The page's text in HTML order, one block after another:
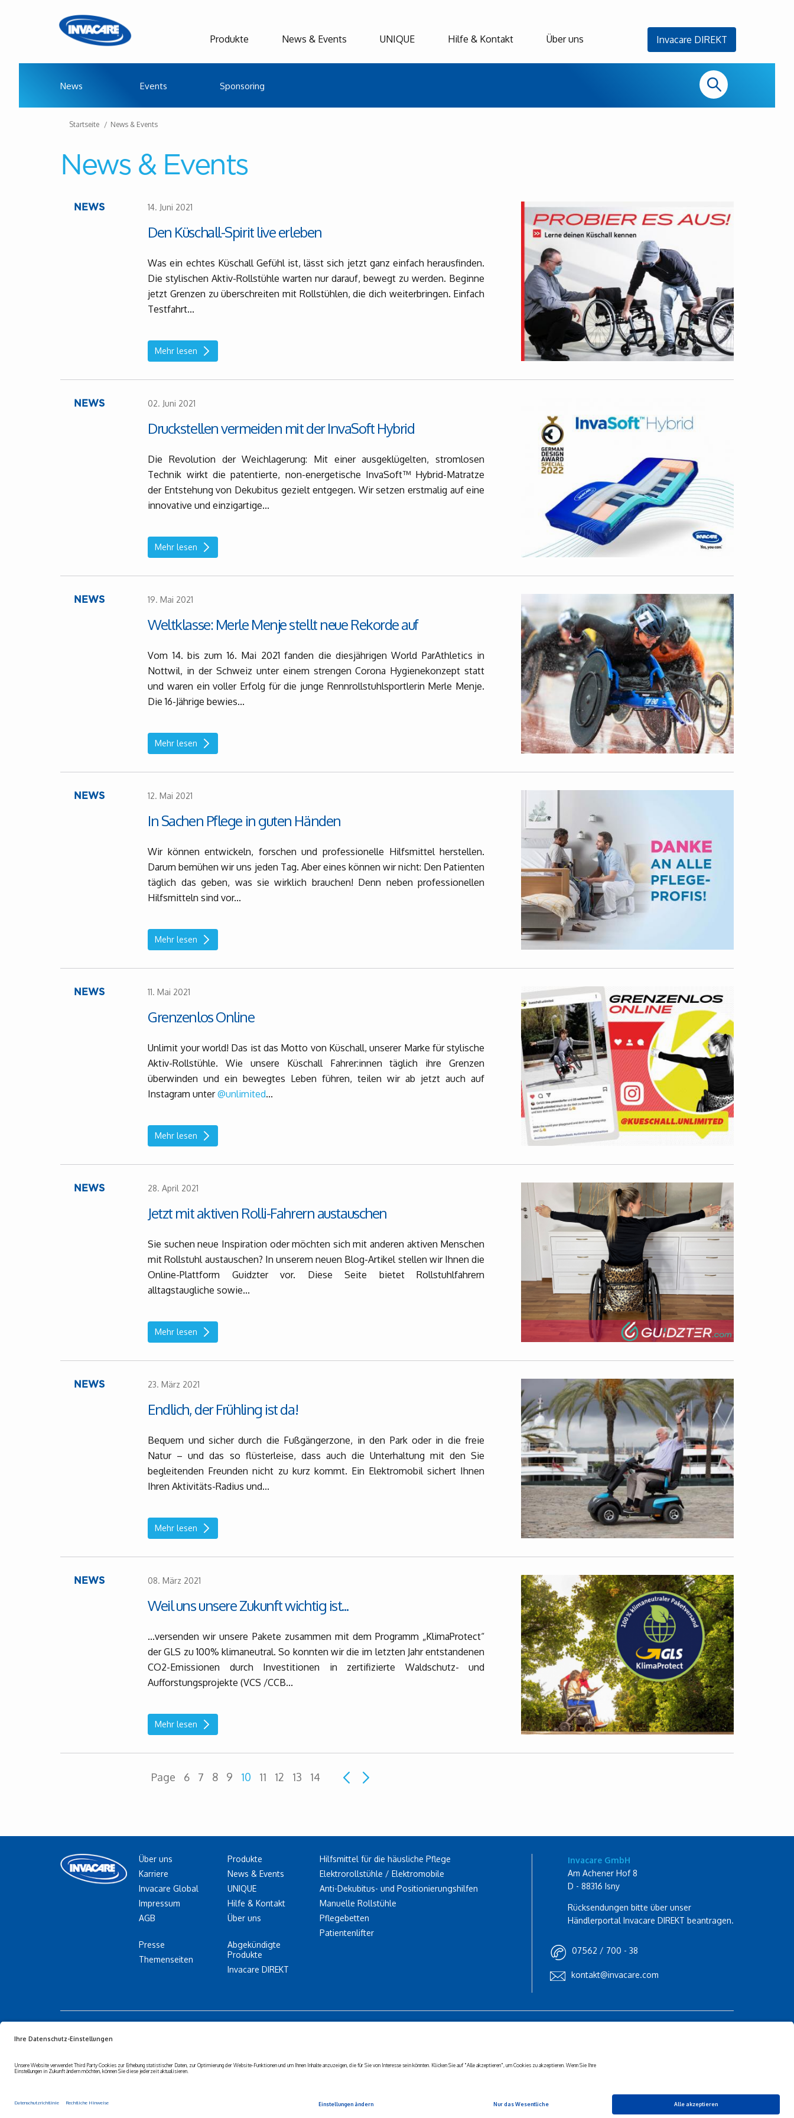
Produkte News & Events
News Events Sponsoring
UNIQUE Hilfe & Kontakt Über uns Invacare DIREKT
Startseite News & Events
News & Events
NEWS 14. Juni 2021
Den Küschall-Spirit live erleben
Was ein echtes Küschall Gefühl ist, lässt sich jetzt ganz einfach herausfinden.
Die stylischen Aktiv-Rollstühle warten nur darauf, bewegt zu werden. Beginne
jetzt Grenzen zu überschreiten mit Rollstühlen, die dich weiterbringen. Einfach
Testfahrt...
Mehr lesen
NEWS 02. Juni 2021
Druckstellen vermeiden mit der InvaSoft Hybrid
Die Revolution der Weichlagerung: Mit einer ausgeklügelten, stromlosen
Technik wirkt die patentierte, non-energetische InvaSoft™ Hybrid-Matratze
der Entstehung von Dekubitus gezielt entgegen. Wir setzen erstmalig auf eine
innovative und einzigartige...
Mehr lesen
NEWS 19. Mai 2021
Weltklasse: Merle Menje stellt neue Rekorde auf
Vom 14. bis zum 16. Mai 2021 fanden die diesjährigen World ParAthletics in
Nottwil, in der Schweiz unter einem strengen Corona Hygienekonzept statt
und waren ein voller Erfolg für die junge Rennrollstuhlsportlerin Merle Menje.
Die 16-Jährige bewies...
Mehr lesen
NEWS 12. Mai 2021
In Sachen Pflege in guten Händen
Wir können entwickeln, forschen und professionelle Hilfsmittel herstellen.
Darum bemühen wir uns jeden Tag. Aber eines können wir nicht: Den Patienten
täglich das geben, was sie wirklich brauchen! Denn neben professionellen
Hilfsmitteln sind vor...
Mehr lesen
NEWS 11. Mai 2021
Grenzenlos Online
Unlimit your world! Das ist das Motto von Küschall, unserer Marke für stylische
Aktiv-Rollstühle. Wie unsere Küschall Fahrer:innen täglich ihre Grenzen
überwinden und ein bewegtes Leben führen, teilen wir ab jetzt auch auf
Instagram unter@unlimited...
Mehr lesen
NEWS 28. April 2021
Jetzt mit aktiven Rolli-Fahrern austauschen
Sie suchen neue Inspiration oder möchten sich mit anderen aktiven Menschen
mit Rollstuhl austauschen? In unserem neuen Blog-Artikel stellen wir Ihnen die
Online-Plattform Guidzter vor. Diese Seite bietet Rollstuhlfahrern
alltagstaugliche sowie...
Mehr lesen
NEWS 23. März 2021
Endlich, der Frühling ist da!
Bequem und sicher durch die Fußgängerzone, in den Park oder in die freie
Natur – und das so flüsterleise, dass auch die Unterhaltung mit den Sie
begleitenden Freunden nicht zu kurz kommt. Ein Elektromobil sichert Ihnen
Ihren Aktivitäts-Radius und...
Mehr lesen
NEWS 08. März 2021
Weil uns unsere Zukunft wichtig ist...
...versenden wir unsere Pakete zusammen mit dem Programm „KlimaProtect“
der GLS zu 100% klimaneutral. So konnten wir die im letzten Jahr entstandenen
CO2-Emissionen durch Investitionen in zertifizierte Waldschutz- und
Aufforstungsprojekte (VCS /CCB...
Mehr lesen
Page 6 7 8 9 10 11 12 13 14
Über uns
Karriere
Invacare Global
Impressum
AGB
Presse
Themenseiten
Produkte
News & Events
UNIQUE
Hilfe & Kontakt
Über uns
Abgekündigte
Produkte
Invacare DIREKT
Hilfsmittel für die häusliche Pflege
Elektrorollstühle / Elektromobile
Anti-Dekubitus- und Positionierungshilfen
Manuelle Rollstühle
Pflegebetten
Patientenlifter
Invacare GmbH
Am Achener Hof 8
D - 88316 Isny
Rücksendungen bitte über unser
Händlerportal Invacare DIREKT beantragen.
07562 / 700 - 38
kontakt@invacare.com
© 2026 Invacare Corporation - Alle Rechte vorbehalten